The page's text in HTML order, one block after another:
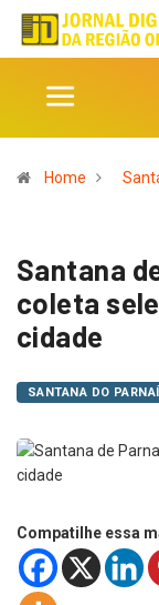
Home
Santana
coleta
cidade
SANTANA DO
Compatilhe essa